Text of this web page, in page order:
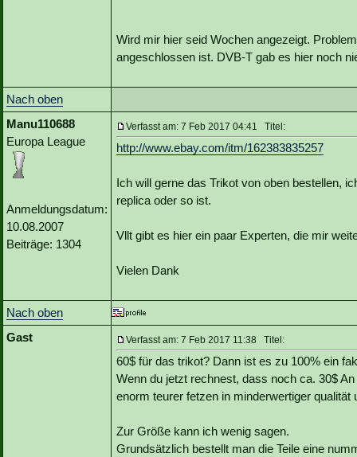
Wird mir hier seid Wochen angezeigt.
angeschlossen ist. DVB-T gab es hier noch
Nach oben
Manu110688
Europa League
Anmeldungsdatum:
10.08.2007
Beiträge: 1304
Verfasst am: 7 Feb 2017 04:41 Titel:
http://www.ebay.com/itm/162383835257
Ich will gerne das Trikot von oben bestellen,
replica oder so ist.
Vllt gibt es hier ein paar Experten, die mir
Vielen Dank
Nach oben
Gast
Verfasst am: 7 Feb 2017 11:38 Titel:
60$ für das trikot? Dann ist es zu 100% ein
Wenn du jetzt rechnest, dass noch ca. 30$
enorm teurer fetzen in minderwertiger
Zur Größe kann ich wenig sagen.
Grundsätzlich bestellt man die Teile eine